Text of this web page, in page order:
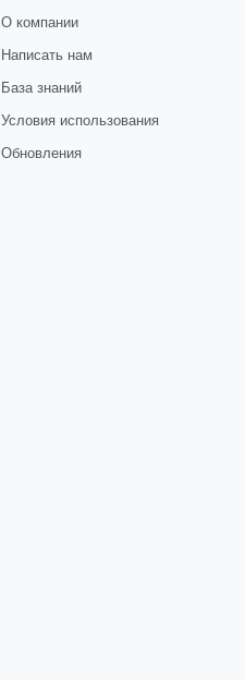
О компании
Написать нам
База знаний
Условия использования
Обновления